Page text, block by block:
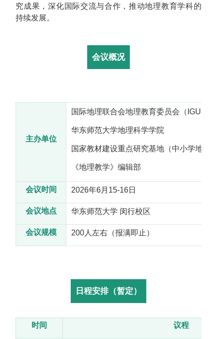
究成果，深化国际交流与合作，推动地理教育学科的
持续发展。
会议概况
主办单位
国际地理联合会地理教育委员会（IGU-
华东师范大学地理科学学院
国家教材建设重点研究基地（中小学地理
《地理教学》编辑部
会议 时间 2026年6月15-16日
会议地点 华东师范大学 闵行校区
会议规模 200人左右（报满即止）
日程安排（暂定）
时间 议程